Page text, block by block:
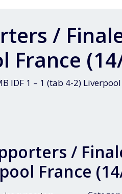
/
France
IDF 1 – 1 (tab 4-2)
/
France